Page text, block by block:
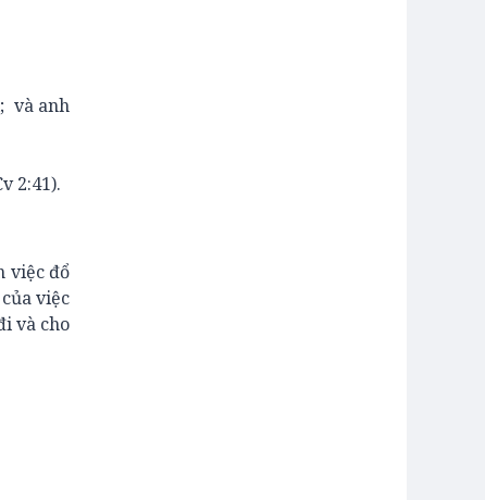
và anh
2:41).
việc đổ
việc
và cho